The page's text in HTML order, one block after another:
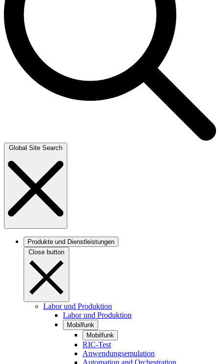
Global Site Search
Produkte und Dienstleistungen
Close button
Labor und Produktion
Labor und Produktion
Mobilfunk
Mobilfunk
RIC-Test
Anwendungsemulation